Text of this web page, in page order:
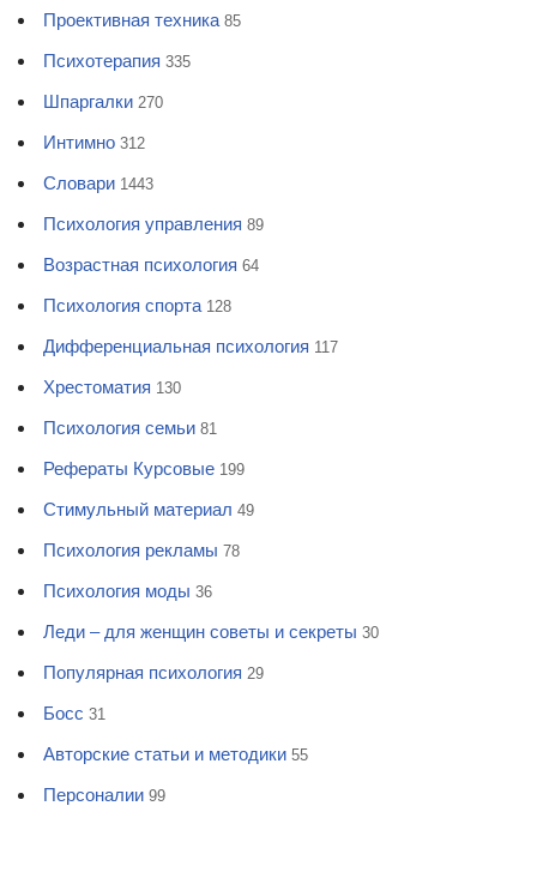
Проективная техника 85
Психотерапия 335
Шпаргалки 270
Интимно 312
Словари 1443
Психология управления 89
Возрастная психология 64
Психология спорта 128
Дифференциальная психология 117
Хрестоматия 130
Психология семьи 81
Рефераты Курсовые 199
Стимульный материал 49
Психология рекламы 78
Психология моды 36
Леди – для женщин советы и секреты 30
Популярная психология 29
Босс 31
Авторские статьи и методики 55
Персоналии 99